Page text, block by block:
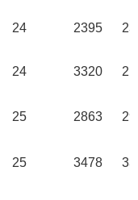
24 2395
24 3320
25 2863
25 3478